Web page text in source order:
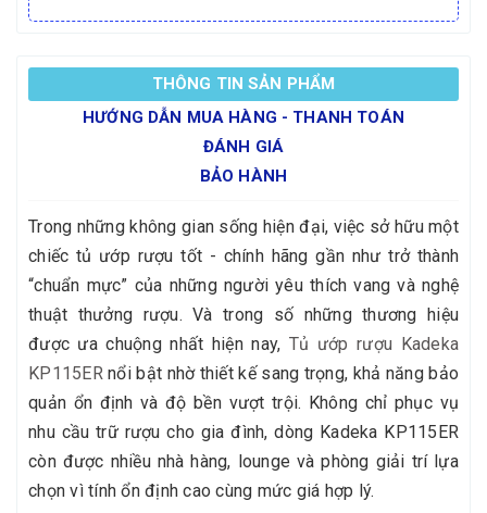
THÔNG TIN SẢN PHẨM
HƯỚNG DẪN MUA HÀNG - THANH TOÁN
ĐÁNH GIÁ
BẢO HÀNH
Trong những không gian sống hiện đại, việc sở hữu một
chiếc tủ ướp rượu tốt - chính hãng gần như trở thành
“chuẩn mực” của những người yêu thích vang và nghệ
thuật thưởng rượu. Và trong số những thương hiệu
được ưa chuộng nhất hiện nay, Tủ ướp rượu Kadeka
KP115ER nổi bật nhờ thiết kế sang trọng, khả năng bảo
quản ổn định và độ bền vượt trội. Không chỉ phục vụ
nhu cầu trữ rượu cho gia đình, dòng Kadeka KP115ER
còn được nhiều nhà hàng, lounge và phòng giải trí lựa
chọn vì tính ổn định cao cùng mức giá hợp lý.